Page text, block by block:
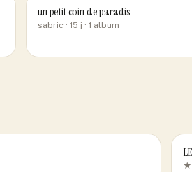
un petit coin de paradis
sabric · 15 j · 1 album